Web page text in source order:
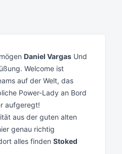
Daniel VargasUnd
Welcome ist
auf der Welt, das
Power-Lady an Bord
aufgeregt!
aus der guten alten
genau richtig
alles finden Stoked